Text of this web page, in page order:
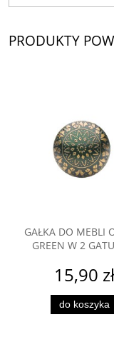
PRODUKTY
GAŁKA DO MEBLI
GREEN W 2
15,90 zł
do koszyka